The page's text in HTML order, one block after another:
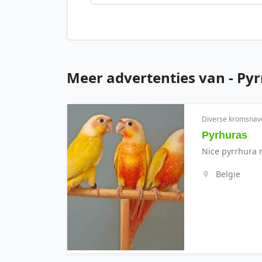
Meer advertenties van -
Diverse
Pyrhuras
Nice pyrrhura
Belgie